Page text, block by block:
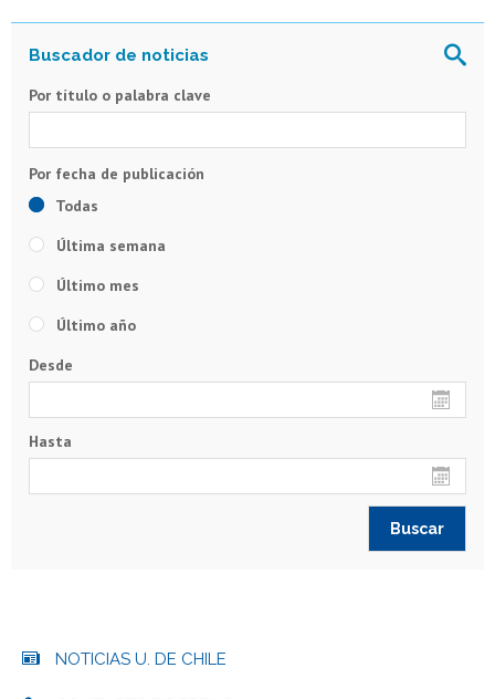
Por título o palabra clave
Todas
Última semana
Último mes
Último año
Desde
Hasta
NOTICIAS U. DE CHILE